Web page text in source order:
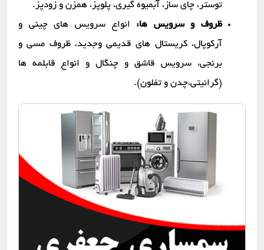
توستر، چای ساز، آبمیوه گیری، پلوپز، همزن و زودپز.
ظروف و سرویس ها: انواع سرویس های چینی و
آرکوپال، کریستال های قدیمی وجدید، ظروف مسی و
برنجی، سرویس قاشق و چنگال و انواع قابلمه ها
(گرانیتی،چدن و تفلون).